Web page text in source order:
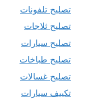
تصليح تلفونات
تصليح ثلاجات
تصليح سيارات
تصليح طباخات
تصليح غسالات
تكييف سيارات